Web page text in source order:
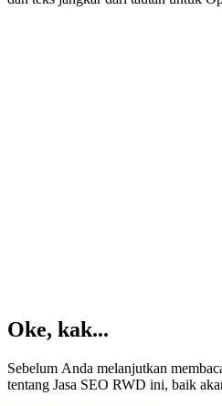
Oke, kak...
Sebelum Anda melanjutkan
tentang Jasa SEO RWD ini, baik